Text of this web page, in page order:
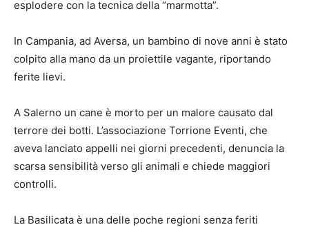
esplodere con la tecnica della “marmotta”.
In Campania, ad Aversa, un bambino di nove anni è stato
colpito alla mano da un proiettile vagante, riportando
ferite lievi.
A Salerno un cane è morto per un malore causato dal
terrore dei botti. L’associazione Torrione Eventi, che
aveva lanciato appelli nei giorni precedenti, denuncia la
scarsa sensibilità verso gli animali e chiede maggiori
controlli.
La Basilicata è una delle poche regioni senza feriti